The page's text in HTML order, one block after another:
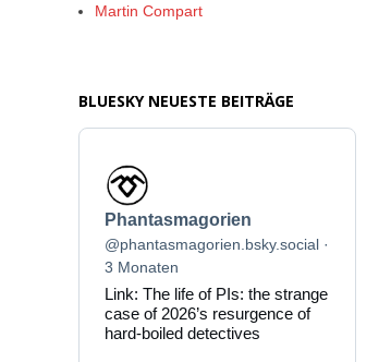
Martin Compart
BLUESKY NEUESTE BEITRÄGE
Beitrag
von
Phantasmagorien
auf
Bluesky
ansehen
Phantasmagorien
@phantasmagorien.bsky.social
3 Monaten
Link: The life of PIs: the strange
case of 2026’s resurgence of
hard-boiled detectives